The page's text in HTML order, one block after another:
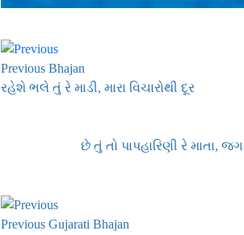
Previous Bhajan
રહેશે ભલે તું રે માડી, મારા વિચારોથી દૂર
છે તું તો પાપહારિણી રે માતા,
Previous Gujarati Bhajan